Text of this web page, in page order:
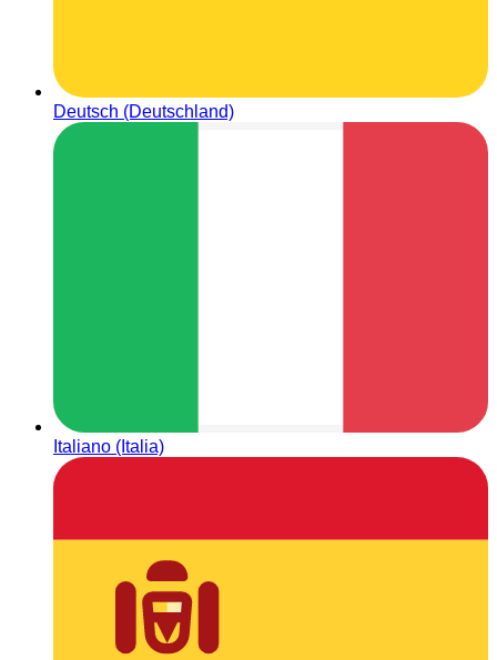
Deutsch (Deutschland)
Italiano (Italia)